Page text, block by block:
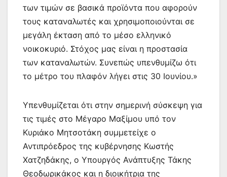
των τιμών σε βασικά προϊόντα που αφορούν
τους καταναλωτές και χρησιμοποιούνται σε
μεγάλη έκταση από το μέσο ελληνικό
νοικοκυριό. Στόχος μας είναι η προστασία
των καταναλωτών. Συνεπώς υπενθυμίζω ότι
το μέτρο του πλαφόν λήγει στις 30 Ιουνίου.»
Υπενθυμίζεται ότι στην σημερινή σύσκεψη για
τις τιμές στο Μέγαρο Μαξίμου υπό τον
Κυριάκο Μητσοτάκη συμμετείχε ο
Αντιπρόεδρος της κυβέρνησης Κωστής
Χατζηδάκης, ο Υπουργός Ανάπτυξης Τάκης
Θεοδωρικάκος και η διοικήτρια της